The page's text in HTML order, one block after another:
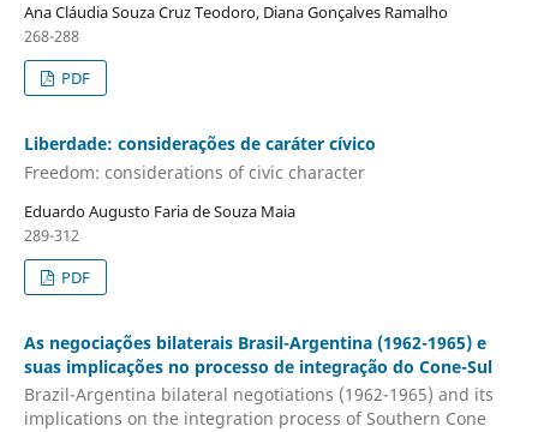
Ana Cláudia Souza Cruz Teodoro, Diana Gonçalves Ramalho
268-288
PDF
Liberdade: considerações de caráter cívico
Freedom: considerations of civic character
Eduardo Augusto Faria de Souza Maia
289-312
PDF
As negociações bilaterais Brasil-Argentina (1962-1965) e
suas implicações no processo de integração do Cone-Sul
Brazil-Argentina bilateral negotiations (1962-1965) and its
implications on the integration process of Southern Cone